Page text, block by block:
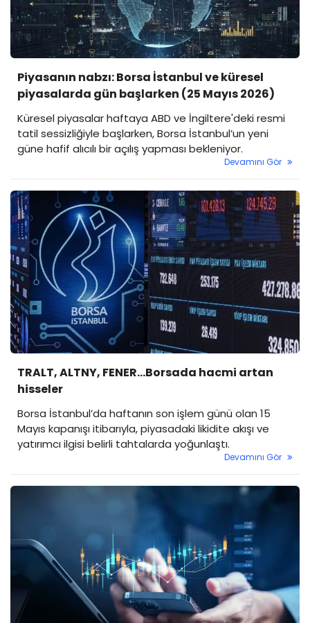
Piyasanın nabzı: Borsa İstanbul ve küresel
piyasalarda gün başlarken (25 Mayıs 2026)
Küresel piyasalar haftaya ABD ve İngiltere'deki resmi
tatil sessizliğiyle başlarken, Borsa İstanbul’un yeni
güne hafif alıcılı bir açılış yapması bekleniyor.
Devamını Gör
TRALT, ALTNY, FENER...Borsada hacmi artan
hisseler
Borsa İstanbul’da haftanın son işlem günü olan 15
Mayıs kapanışı itibarıyla, piyasadaki likidite akışı ve
yatırımcı ilgisi belirli tahtalarda yoğunlaştı.
Devamını Gör